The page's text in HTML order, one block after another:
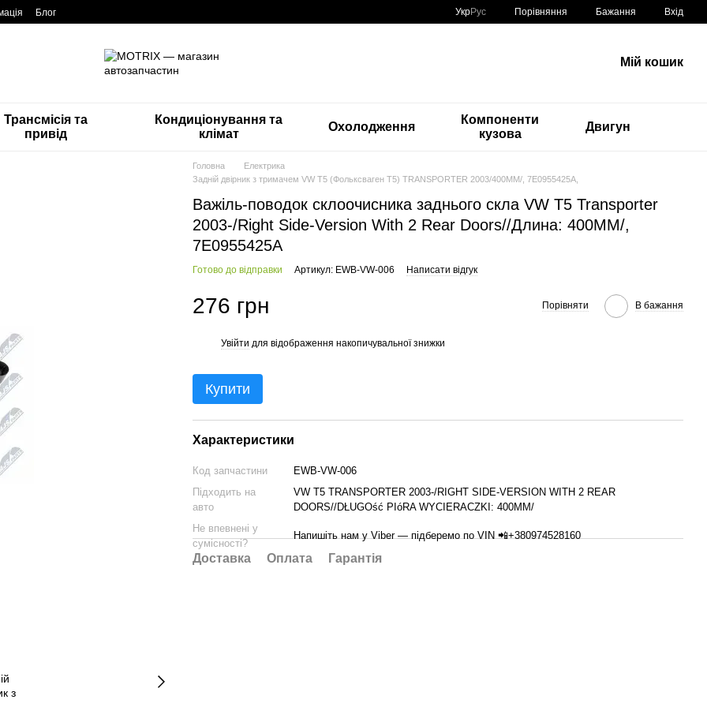
Блог УкрРус Порівняння Бажання Вхід
Мій кошик
Трансмісія та
привід
Кондиціонування та
клімат
Охолодження
Компоненти
кузова
Двигун
Головна
Електрика
Задній двірник з тримачем VW T5 (Фольксваген Т5) TRANSPORTER 2003/400MM/, 7E0955425A,
Важіль-поводок склоочисника заднього скла VW T5 Transporter
2003-/Right Side-Version With 2 Rear Doors//Длина: 400MM/,
7E0955425A
Готово до відправки Артикул: EWB-VW-006 Написати відгук
276 грн Порівняти В бажання
Увійти для відображення накопичувальної знижки
Купити
Характеристики
Код запчастини
EWB-VW-006
Підходить на
авто
VW T5 TRANSPORTER 2003-/RIGHT SIDE-VERSION WITH 2 REAR
DOORS//DŁUGOść PIóRA WYCIERACZKI: 400MM/
Не впевнені у
сумісності?
Напишіть нам у Viber — підберемо по VIN 📲+380974528160
Доставка Оплата Гарантія